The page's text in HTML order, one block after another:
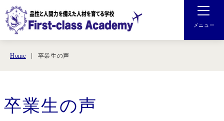
メニュー
Home 卒業生の声
卒業生の声